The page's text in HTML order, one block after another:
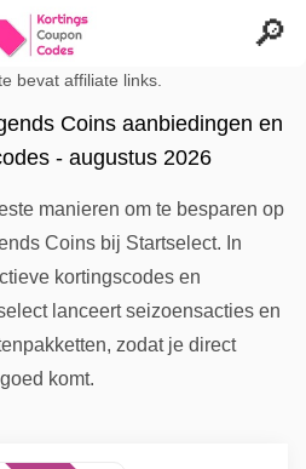
bevat affiliate links.
Coins aanbiedingen en
- augustus 2026
manieren om te besparen op
Coins bij Startselect. In
kortingscodes en
lanceert seizoensacties en
zodat je direct
komt.